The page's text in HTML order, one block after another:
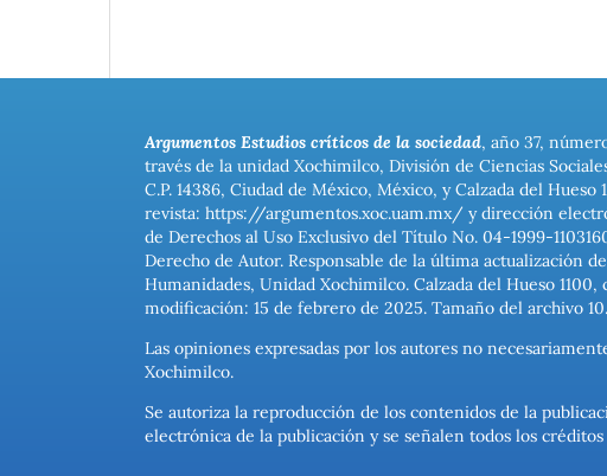
Argumentos Estudios críticos de la sociedad, año 37,
través de la unidad Xochimilco, División de Ciencias
C.P. 14386, Ciudad de México, México, y Calzada del
revista: https://argumentos.xoc.uam.mx/ y dirección
de Derechos al Uso Exclusivo del Título No. 04-1999-
Derecho de Autor. Responsable de la última actualización
Humanidades, Unidad Xochimilco. Calzada del Hueso
modificación: 15 de febrero de 2025. Tamaño del archivo
Las opiniones expresadas por los autores no
Xochimilco.
Se autoriza la reproducción de los contenidos de la
electrónica de la publicación y se señalen todos los